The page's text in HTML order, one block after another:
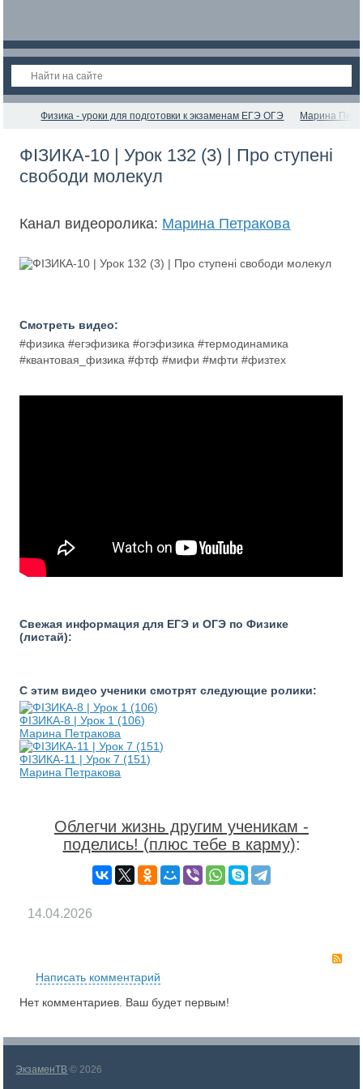
Физика - уроки для подготовки к экзаменам ЕГЭ ОГЭ Марина
ФІЗИКА-10 | Урок 132 (3) | Про ступені
свободи молекул
Канал видеоролика: Марина Петракова
Смотреть видео:
#физика #егэфизика #огэфизика #термодинамика
#квантовая_физика #фтф #мифи #мфти #физтех
Свежая информация для ЕГЭ и ОГЭ по Физике
(листай):
С этим видео ученики смотрят следующие ролики:
ФІЗИКА-8 | Урок 1 (106)
Марина Петракова
ФІЗИКА-11 | Урок 7 (151)
Марина Петракова
Облегчи жизнь другим ученикам -
поделись! (плюс тебе в карму):
14.04.2026
Написать комментарий
Нет комментариев. Ваш будет первым!
ЭкзаменТВ © 2026